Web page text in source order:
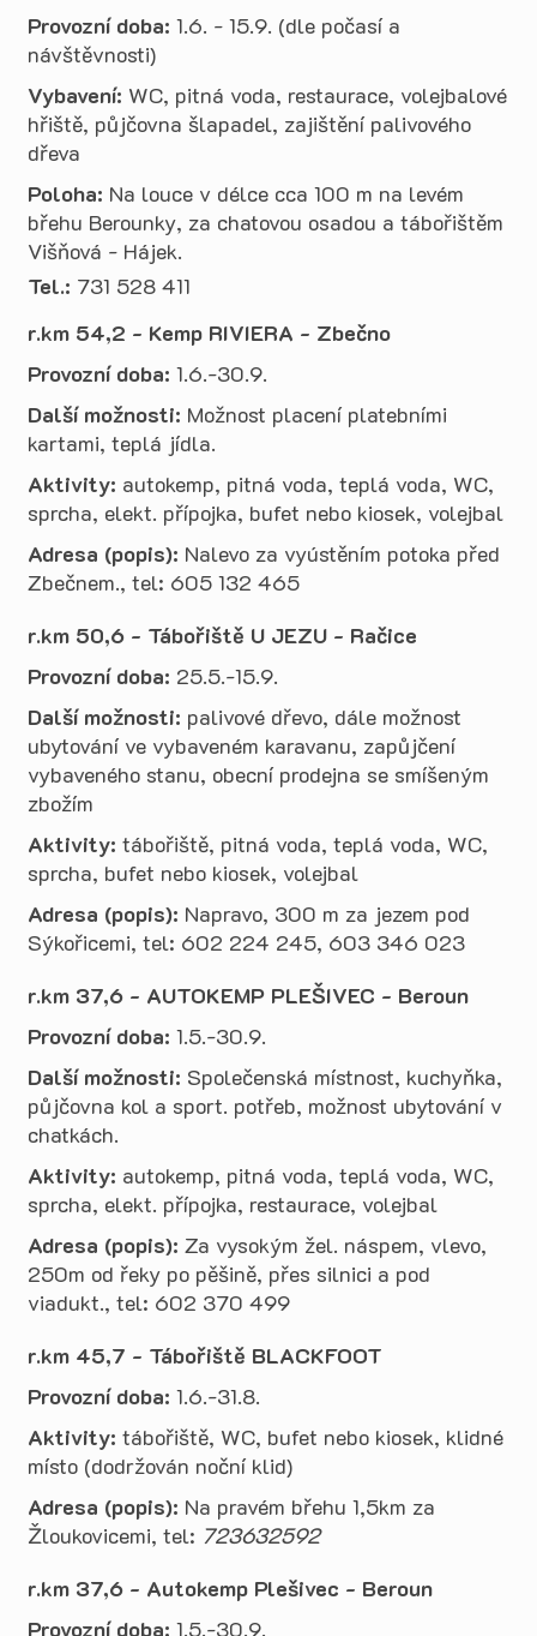
Provozní doba: 1.6. - 15.9. (dle počasí a
návštěvnosti)
Vybavení: WC, pitná voda, restaurace, volejbalové
hřiště, půjčovna šlapadel, zajištění palivového
dřeva
Poloha: Na louce v délce cca 100 m na levém
břehu Berounky, za chatovou osadou a tábořištěm
Višňová - Hájek.
Tel.: 731 528 411
r.km 54,2 - Kemp RIVIERA - Zbečno
Provozní doba: 1.6.-30.9.
Další možnosti: Možnost placení platebními
kartami, teplá jídla.
Aktivity: autokemp, pitná voda, teplá voda, WC,
sprcha, elekt. přípojka, bufet nebo kiosek, volejbal
Adresa (popis): Nalevo za vyústěním potoka před
Zbečnem., tel: 605 132 465
r.km 50,6 - Tábořiště U JEZU - Račice
Provozní doba: 25.5.-15.9.
Další možnosti: palivové dřevo, dále možnost
ubytování ve vybaveném karavanu, zapůjčení
vybaveného stanu, obecní prodejna se smíšeným
zbožím
Aktivity: tábořiště, pitná voda, teplá voda, WC,
sprcha, bufet nebo kiosek, volejbal
Adresa (popis): Napravo, 300 m za jezem pod
Sýkořicemi, tel: 602 224 245, 603 346 023
r.km 37,6 - AUTOKEMP PLEŠIVEC - Beroun
Provozní doba: 1.5.-30.9.
Další možnosti: Společenská místnost, kuchyňka,
půjčovna kol a sport. potřeb, možnost ubytování v
chatkách.
Aktivity: autokemp, pitná voda, teplá voda, WC,
sprcha, elekt. přípojka, restaurace, volejbal
Adresa (popis): Za vysokým žel. náspem, vlevo,
250m od řeky po pěšině, přes silnici a pod
viadukt., tel: 602 370 499
r.km 45,7 - Tábořiště BLACKFOOT
Provozní doba: 1.6.-31.8.
Aktivity: tábořiště, WC, bufet nebo kiosek, klidné
místo (dodržován noční klid)
Adresa (popis): Na pravém břehu 1,5km za
Žloukovicemi, tel: 723632592
r.km 37,6 - Autokemp Plešivec - Beroun
Provozní doba: 1.5.-30.9.